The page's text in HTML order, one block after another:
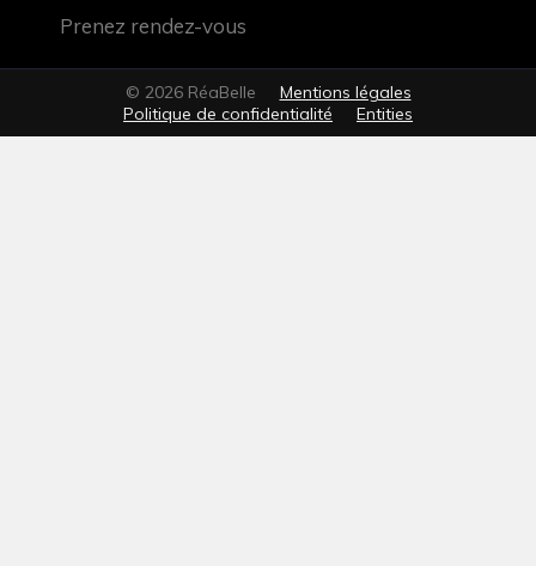
Prenez rendez-vous
© 2026 RéaBelle
Mentions légales
Politique de confidentialité
Entities